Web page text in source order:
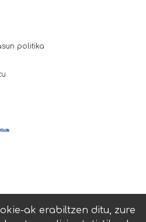
politika
ak erabiltzen ditu, zure